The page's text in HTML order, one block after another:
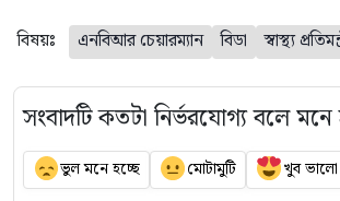
বিষয়ঃ এনবিআর চেয়ারম্যান বিডা স্বাস্থ্য
সংবাদটি কতটা নির্ভরযোগ্য বলে
ভুল মনে হচ্ছে মোটামুটি খুব ভালো